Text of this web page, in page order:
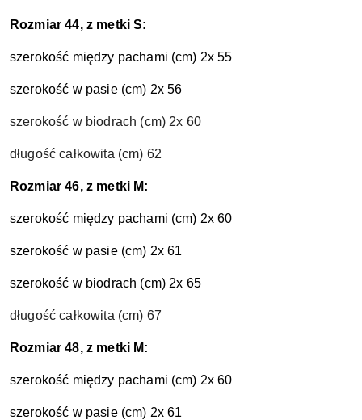
Rozmiar 44, z metki S:
szerokość między pachami (cm) 2x 55
szerokość w pasie (cm) 2x 56
szerokość w biodrach (cm) 2x 60
długość całkowita (cm) 62
Rozmiar 46, z metki M:
szerokość między pachami (cm) 2x 60
szerokość w pasie (cm) 2x 61
szerokość w biodrach (cm) 2x 65
długość całkowita (cm) 67
Rozmiar 48, z metki M:
szerokość między pachami (cm) 2x 60
szerokość w pasie (cm) 2x 61